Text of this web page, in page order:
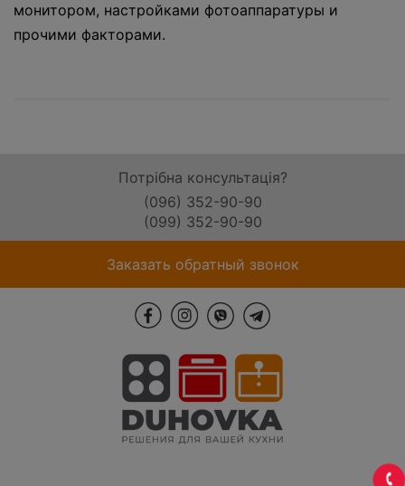
монитором, настройками фотоаппаратуры и
прочими факторами.
Потрібна консультація?
(096) 352-90-90
(099) 352-90-90
Заказать обратный звонок